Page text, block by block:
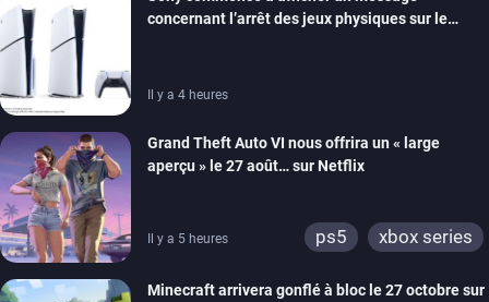
switch 2
concernant l’arrêt des jeux physiques sur le
Il y a 4 heures
Grand Theft Auto VI nous offrira un « large
aperçu » le 27 août… sur Netflix
Il y a 5 heures ps5 xbox series
Minecraft arrivera gonflé à bloc le 27 octobre sur